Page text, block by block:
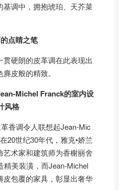
调中，拥抱琥珀、天芥菜
点睛之笔
硬朗的皮革调在此表现出
皮般的精致。
Michel Franck的室内设
风格
香调令人联想起Jean-Mic
20世纪30年代，雅克•娇兰
术家和建筑师为香榭丽舍
精美装潢，而Jean-Michel
皮包覆的家具，彰显出奢华